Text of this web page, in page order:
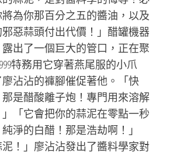
為你那百分之五的醬油，以及
惡蒜頭付出代價！」醋罐機器
出了一個巨大的管口，正在聚
特務用它穿著燕尾服的小爪
沾沾的褲腳催促著他。「快
是醋酸離子炮！專門用來溶解
「它會把你的蒜泥在零點一秒
淨的白醋！那是浩劫啊！」
泥！」廖沾沾發出了醬料學家對